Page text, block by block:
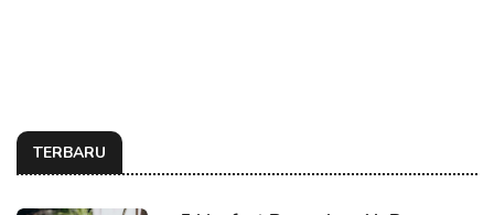
TERBARU